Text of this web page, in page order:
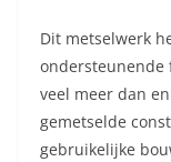
Dit metselwerk
ondersteunende
veel meer dan
gemetselde
gebruikelijke